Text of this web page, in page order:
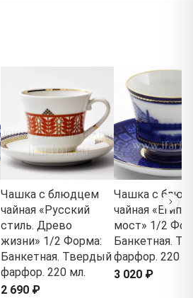
Чашка с блюдцем
чайная «Русский
стиль. Древо
жизни» 1/2 Форма:
Банкетная. Твердый
фарфор. 220 мл.
2 690 ₽
Чашка с
чайная
мост» 1/2
Банкетная.
фарфор. 220
3 020 ₽